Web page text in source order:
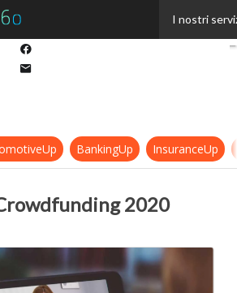
I nostri
BankingUp InsuranceUp
2020